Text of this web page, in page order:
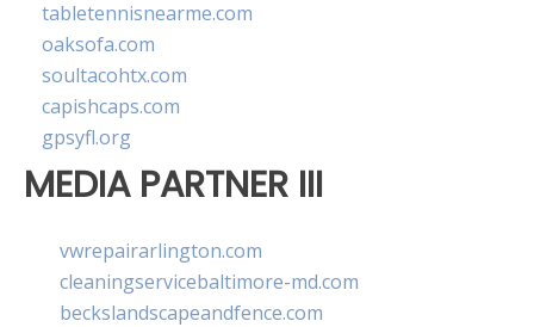
tabletennisnearme.com
oaksofa.com
soultacohtx.com
capishcaps.com
gpsyfl.org
MEDIA PARTNER III
vwrepairarlington.com
cleaningservicebaltimore-md.com
beckslandscapeandfence.com